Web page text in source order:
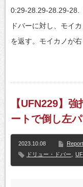
0:29-28.29-28.29-28.
ドバーに対し、モイ
を返す。モイカノが右
【UFN229】
ートで倒し左
2023.10.08 Report
ドリュー・ドバー